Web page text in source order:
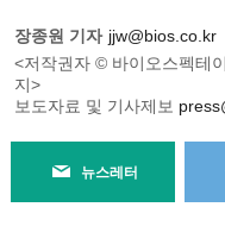
장종원 기자 jjw@bios.co.kr
<저작권자 © 바이오스펙테
지>
보도자료 및 기사제보
뉴스레터